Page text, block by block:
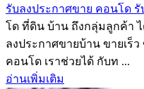
รับลงประกาศขาย คอนโด
โด ที่ดิน บ้าน ถึงกลุ่มลูกค้า
ลงประกาศขายบ้าน ขายเร็
คอนโด เราช่วยได้ กับท ...
อ่านเพิ่มเติม